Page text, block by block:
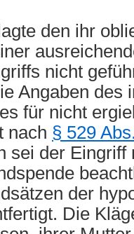
den ihr
nicht
Angaben des
für nicht
nach § 529
sei der Eingriff
der
Die